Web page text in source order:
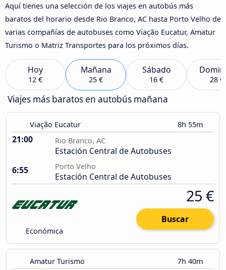
Aquí tienes una selección de los viajes en autobús más
baratos del horario desde Rio Branco, AC hasta Porto Velho de
varias compañías de autobuses como Viação Eucatur, Amatur
Turismo o Matriz Transportes para los próximos días.
Hoy
12 €
Mañana
25 €
Sábado
16 € 28 €
Viajes más baratos en autobús mañana
Viação Eucatur 8h 55m
21:00 Rio Branco, AC
Estación Central de Autobuses
6:55
Porto Velho
Estación Central de Autobuses
Económica
25 €
Buscar
Amatur Turismo 7h 40m